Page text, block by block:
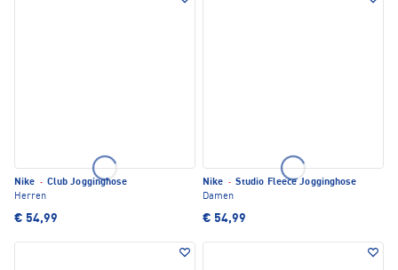
Nike · Club Jogginghose
Herren
€ 54,99
Nike · Studio Fleece Jogginghose
Damen
€ 54,99